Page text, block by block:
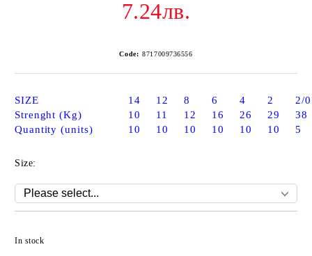
7.24лв.
Code: 8717009736556
SIZE 14 12 8 6 4 2
2/0
Strenght (Kg)
10 11 12 16 26 29
38
Quantity (units)
10 10 10 10 10 10 5
Size:
In stock